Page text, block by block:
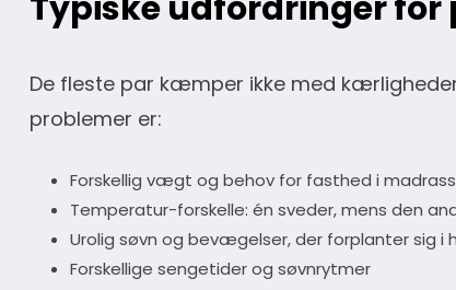
De fleste par kæmper ikke med
problemer er:
Forskellig vægt og behov for fasthed i
Temperatur-forskelle: én sveder, mens den
Urolig søvn og bevægelser, der forplanter sig i
Forskellige sengetider og søvnrytmer